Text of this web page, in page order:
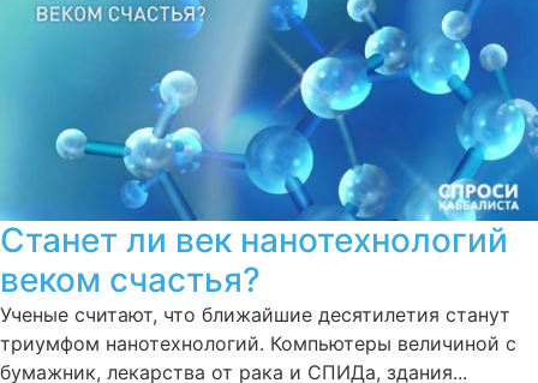
Станет ли век нанотехнологий
веком счастья?
Ученые считают, что ближайшие десятилетия станут
триумфом нанотехнологий. Компьютеры величиной с
бумажник, лекарства от рака и СПИДа, здания...